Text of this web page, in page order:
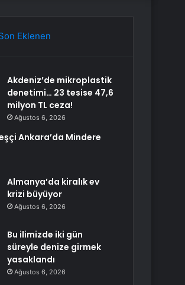
Eklenen
Akdeniz’de mikroplastik
denetimi… 23 tesise 47,6
milyon TL ceza!
Ağustos 6, 2026
Ankara’da Mindere
Almanya’da kiralık ev
krizi büyüyor
Ağustos 6, 2026
Bu ilimizde iki gün
süreyle denize girmek
yasaklandı
Ağustos 6, 2026